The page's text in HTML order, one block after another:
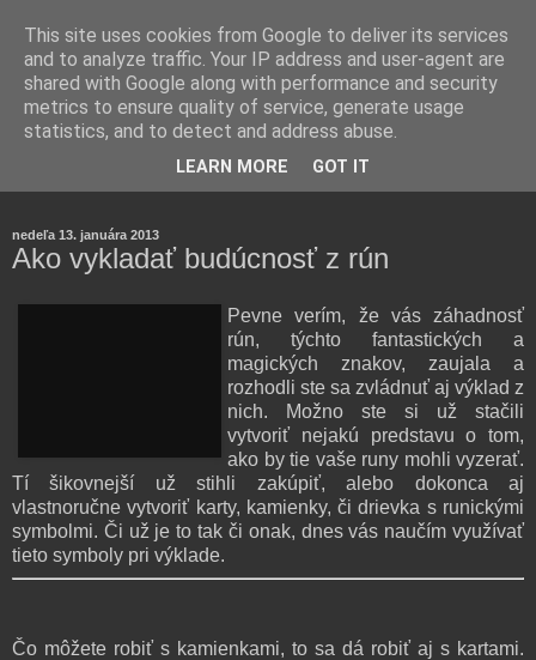
rozoberá témy o zdraví, živote a všetko možné.
nedeľa 13. januára 2013
Ako vykladať budúcnosť z rún
Pevne verím, že vás záhadnosť
rún, týchto fantastických a
magických znakov, zaujala a
rozhodli ste sa zvládnuť aj výklad z
nich. Možno ste si už stačili
vytvoriť nejakú predstavu o tom,
ako by tie vaše runy mohli vyzerať.
Tí šikovnejší už stihli zakúpiť, alebo dokonca aj
vlastnoručne vytvoriť karty, kamienky, či drievka s runickými
symbolmi. Či už je to tak či onak, dnes vás naučím využívať
tieto symboly pri výklade.
Čo môžete robiť s kamienkami, to sa dá robiť aj s kartami.
This site uses cookies from Google to deliver its services
and to analyze traffic. Your IP address and user-agent are
shared with Google along with performance and security
metrics to ensure quality of service, generate usage
statistics, and to detect and address abuse.
LEARN MORE GOT IT